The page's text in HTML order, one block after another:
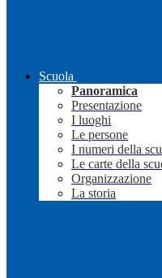
Scuola
Panoramica
Presentazione
I luoghi
Le persone
I numeri della
Le carte della
Organizzazione
La storia